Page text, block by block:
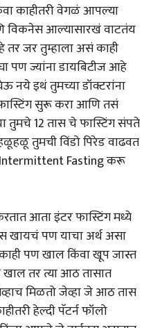
काहीतरी वेगळं आपल्या
विकनेस आल्यासारखं वाटतंय
जर तुम्हाला असं काही
पण ज्यांना डायबिटीज आहे
नये इथं तुमच्या डॉक्टरांना
सुरू करा आणि तसं
तुमचे 12 तास चे फास्टिंग संपते
तुमची विंडो पिरेड वाढवत
Intermittent Fasting करू
आता इंटर फास्टिंग मध्ये
खायचं पण याचा अर्थ असा
पण खाल किंवा खूप जास्त
तर त्या आठ तासात
मिळतो जेव्हा जे आठ तास
हेल्दी पॅटर्न फॉलो